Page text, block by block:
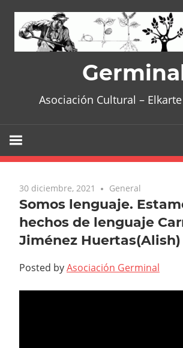
content
Asociación Cultural –
30 diciembre, 2021 General
Somos lenguaje.
hechos de lenguaje
Jiménez Huertas(Alish)
Posted byAsociación Germinal